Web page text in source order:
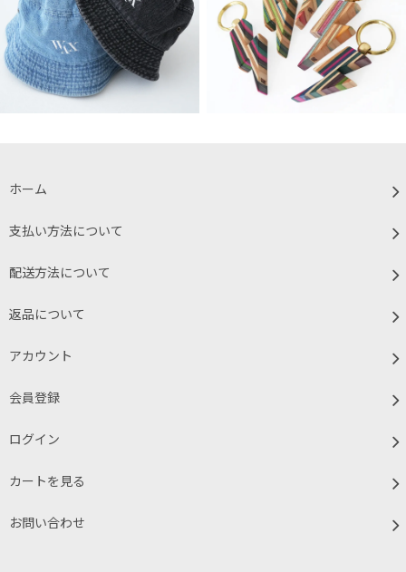
ホーム
支払い方法について
配送方法について
返品について
アカウント
会員登録
ログイン
カートを見る
お問い合わせ